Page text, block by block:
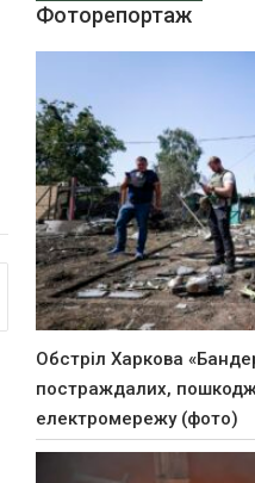
Фоторепортаж
Обстріл Харкова
постраждалих,
електромережу (фото)